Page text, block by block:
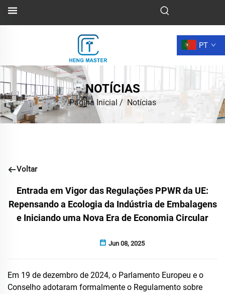
PT
NOTÍCIAS
Página Inicial / Notícias
Voltar
Entrada em Vigor das Regulações PPWR da UE:
Repensando a Ecologia da Indústria de Embalagens
e Iniciando uma Nova Era de Economia Circular
Jun 08, 2025
Em 19 de dezembro de 2024, o Parlamento Europeu e o
Conselho adotaram formalmente o Regulamento sobre